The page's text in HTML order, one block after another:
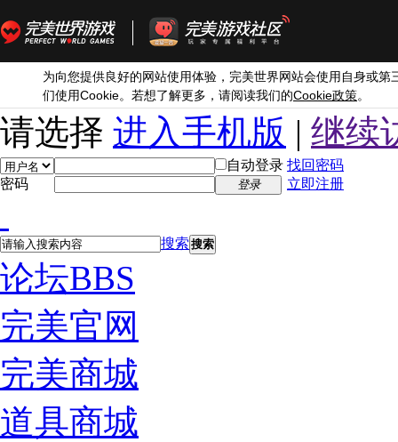
为向您提供良好的网站使用体验，完美世界网站会使用自身或第
们使用Cookie。若想了解更多，请阅读我们的Cookie政策。
请选择 进入手机版 | 继续
自动登录 找回密码
密码
登录 立即注册
搜索 搜索
论坛BBS
完美官网
完美商城
道具商城